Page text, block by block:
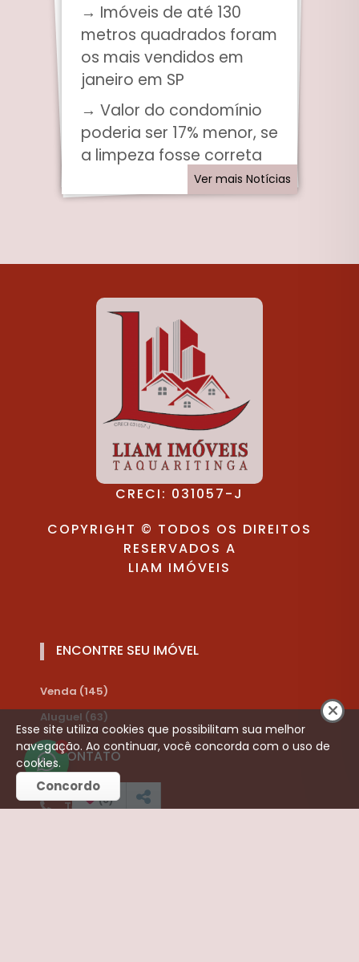
→ Imóveis de até 130
metros quadrados foram
os mais vendidos em
janeiro em SP
→ Valor do condomínio
poderia ser 17% menor, se
a limpeza fosse correta
Ver mais Notícias
CRECI: 031057-J
COPYRIGHT © TODOS OS DIREITOS
RESERVADOS A
LIAM IMÓVEIS
ENCONTRE SEU IMÓVEL
Venda (145)
Aluguel (63)
CONTATO
Telefone:
1
(0)
Esse site utiliza cookies que possibilitam sua melhor
navegação. Ao continuar, você concorda com o uso de
cookies.
Concordo